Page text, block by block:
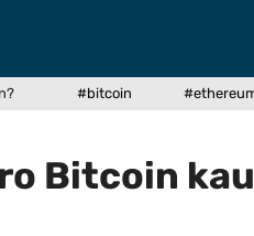
#bitcoin
Bitcoin